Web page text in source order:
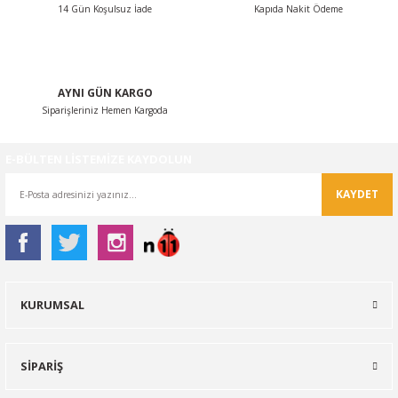
14 Gün Koşulsuz İade Kapıda Nakit Ödeme
AYNI GÜN KARGO
Siparişleriniz Hemen Kargoda
KAYDET
KURUMSAL
SİPARİŞ